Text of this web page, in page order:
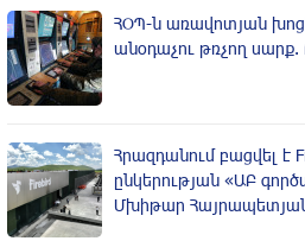
ՀՕՊ-ն առավոտյան
անօդաչու թռչող
Հրազդանում բացվել է
ընկերության «ԱԲ
Մխիթար